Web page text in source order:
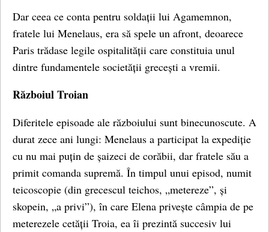
Dar ceea ce conta pentru soldații lui Agamemnon,
fratele lui Menelaus, era să spele un afront, deoarece
Paris trădase legile ospitalității care constituia unul
dintre fundamentele societății grecești a vremii.
Războiul Troian
Diferitele episoade ale războiului sunt binecunoscute. A
durat zece ani lungi: Menelaus a participat la expediție
cu nu mai puțin de șaizeci de corăbii, dar fratele său a
primit comanda supremă. În timpul unui episod, numit
teicoscopie (din grecescul teichos, „metereze”, și
skopein, „a privi”), în care Elena privește câmpia de pe
meterezele cetății Troia, ea îi prezintă succesiv lui